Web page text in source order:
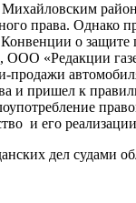
права. Однако
о
«Редакции
и пришел к
и его
дел